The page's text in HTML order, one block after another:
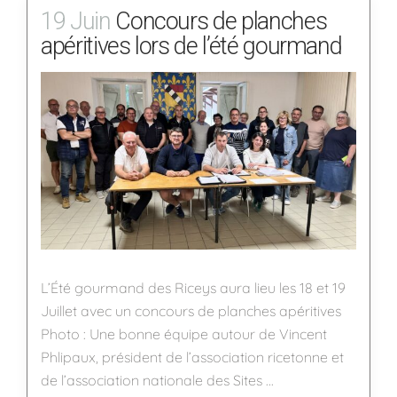
19 Juin Concours de planches
apéritives lors de l’été gourmand
L’Été gourmand des Riceys aura lieu les 18 et 19
Juillet avec un concours de planches apéritives
Photo : Une bonne équipe autour de Vincent
Phlipaux, président de l’association ricetonne et
de l’association nationale des Sites ...